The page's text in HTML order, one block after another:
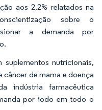
aos 2,2% relatados na
sobre o
a demanda por
nutricionais,
de mama e doença
indústria farmacêutica
por iodo em todo o